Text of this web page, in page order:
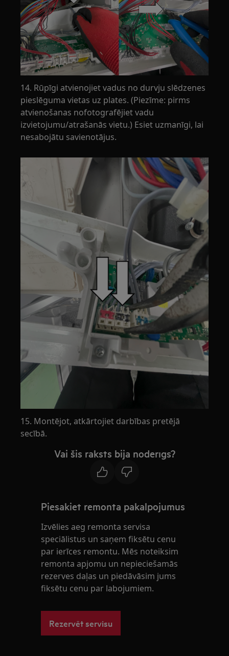
14. Rūpīgi atvienojiet vadus no durvju slēdzenes
pieslēguma vietas uz plates. (Piezīme: pirms
atvienošanas nofotografējiet vadu
izvietojumu/atrašanās vietu.) Esiet uzmanīgi, lai
nesabojātu savienotājus.
15. Montējot, atkārtojiet darbības pretējā
secībā.
Vai šis raksts bija noderīgs?
Piesakiet remonta pakalpojumus
Izvēlies aeg remonta servisa
speciālistus un saņem fiksētu cenu
par ierīces remontu. Mēs noteiksim
remonta apjomu un nepieciešamās
rezerves daļas un piedāvāsim jums
fiksētu cenu par labojumiem.
Rezervēt servisu